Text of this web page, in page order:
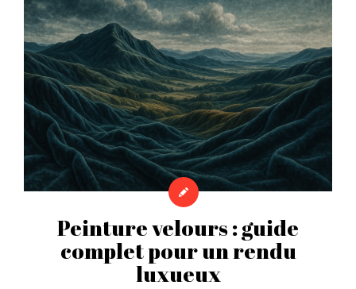
Peinture velours : guide
complet pour un rendu
luxueux